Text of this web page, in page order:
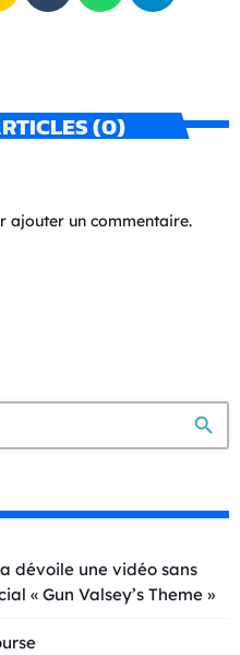
(0)
ajouter un commentaire.
search
dévoile une vidéo sans
« Gun Valsey’s Theme »